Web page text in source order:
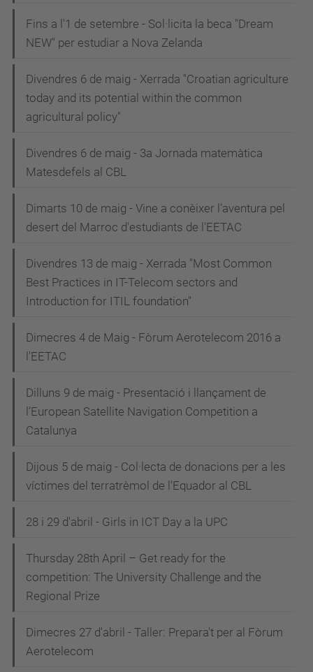
Fins a l'1 de setembre - Sol·licita la beca "Dream
NEW" per estudiar a Nova Zelanda
Divendres 6 de maig - Xerrada "Croatian agriculture
today and its potential within the common
agricultural policy"
Divendres 6 de maig - 3a Jornada matemàtica
Matesdefels al CBL
Dimarts 10 de maig - Vine a conèixer l'aventura pel
desert del Marroc d'estudiants de l'EETAC
Divendres 13 de maig - Xerrada "Most Common
Best Practices in IT-Telecom sectors and
Introduction for ITIL foundation"
Dimecres 4 de Maig - Fòrum Aerotelecom 2016 a
l'EETAC
Dilluns 9 de maig - Presentació i llançament de
l’European Satellite Navigation Competition a
Catalunya
Dijous 5 de maig - Col·lecta de donacions per a les
víctimes del terratrèmol de l'Equador al CBL
28 i 29 d'abril - Girls in ICT Day a la UPC
Thursday 28th April – Get ready for the
competition: The University Challenge and the
Regional Prize
Dimecres 27 d'abril - Taller: Prepara't per al Fòrum
Aerotelecom